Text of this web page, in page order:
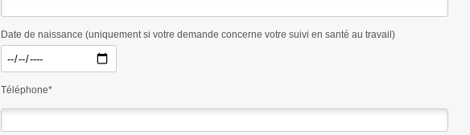
Date de naissance (uniquement si votre demande concerne votre suivi en santé au travail)
Téléphone*